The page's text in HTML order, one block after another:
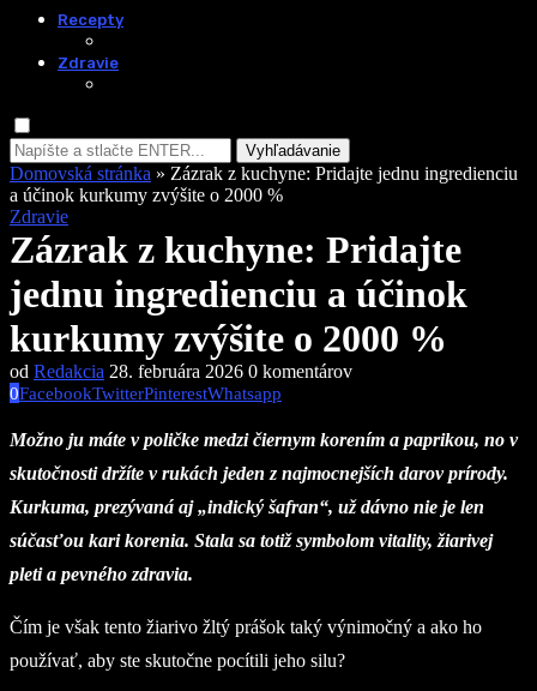
Recepty
Zdravie
Vyhľadávanie
Domovská stránka » Zázrak z kuchyne: Pridajte jednu ingredienciu
a účinok kurkumy zvýšite o 2000 %
Zdravie
Zázrak z kuchyne: Pridajte
jednu ingredienciu a účinok
kurkumy zvýšite o 2000 %
od Redakcia 28. februára 2026 0 komentárov
0FacebookTwitterPinterestWhatsapp
Možno ju máte v poličke medzi čiernym korením a paprikou, no v
skutočnosti držíte v rukách jeden z najmocnejších darov prírody.
Kurkuma, prezývaná aj „indický šafran“, už dávno nie je len
súčasťou kari korenia. Stala sa totiž symbolom vitality, žiarivej
pleti a pevného zdravia.
Čím je však tento žiarivo žltý prášok taký výnimočný a ako ho
používať, aby ste skutočne pocítili jeho silu?